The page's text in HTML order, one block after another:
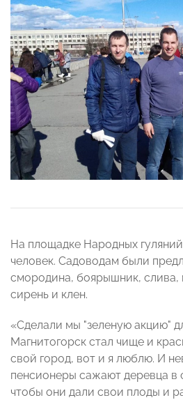
На площадке Народных
человек. Садоводам были
смородина, боярышник, слива,
сирень и клен.
«Сделали мы "зеленую акцию"
Магнитогорск стал чище и
свой город, вот и я люблю. И
пенсионеры сажают деревца в
чтобы они дали свои плоды и